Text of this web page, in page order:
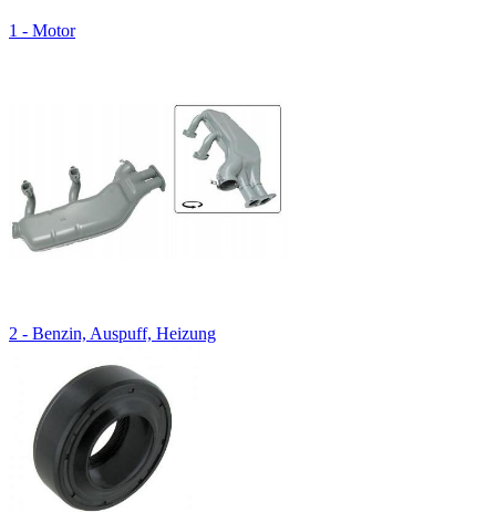
1 - Motor
2 - Benzin, Auspuff, Heizung